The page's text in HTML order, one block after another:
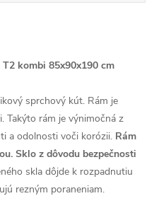
kombi 85x90x190 cm
sprchový kút. Rám je
Takýto rám je výnimočná z
a odolnosti voči korózii. Rám
Sklo z dôvodu bezpečnosti
skla dôjde k rozpadnutiu
rezným poraneniam.